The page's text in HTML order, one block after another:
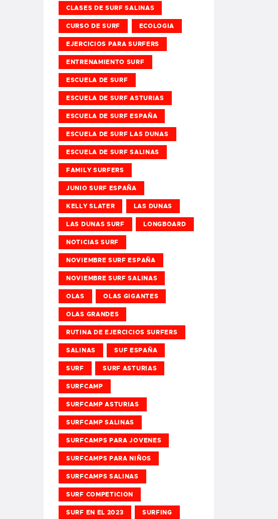
CLASES DE SURF SALINAS
CURSO DE SURF ECOLOGIA
EJERCICIOS PARA SURFERS
ENTRENAMIENTO SURF
ESCUELA DE SURF
ESCUELA DE SURF ASTURIAS
ESCUELA DE SURF ESPAÑA
ESCUELA DE SURF LAS DUNAS
ESCUELA DE SURF SALINAS
FAMILY SURFERS
JUNIO SURF ESPAÑA
KELLY SLATER LAS DUNAS
LAS DUNAS SURF LONGBOARD
NOTICIAS SURF
NOVIEMBRE SURF ESPAÑA
NOVIEMBRE SURF SALINAS
OLAS OLAS GIGANTES
OLAS GRANDES
RUTINA DE EJERCICIOS SURFERS
SALINAS SUF ESPAÑA
SURF SURF ASTURIAS
SURFCAMP
SURFCAMP ASTURIAS
SURFCAMP SALINAS
SURFCAMPS PARA JOVENES
SURFCAMPS PARA NIÑOS
SURFCAMPS SALINAS
SURF COMPETICION
SURF EN EL 2023 SURFING